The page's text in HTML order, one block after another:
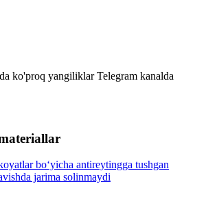
ko'proq yangiliklar Telegram kanalda